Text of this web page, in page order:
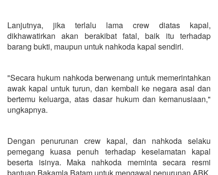
Lanjutnya, jika terlalu lama crew diatas kapal,
dikhawatirkan akan berakibat fatal, baik itu terhadap
barang bukti, maupun untuk nahkoda kapal sendiri.
"Secara hukum nahkoda berwenang untuk memerintahkan
awak kapal untuk turun, dan kembali ke negara asal dan
bertemu keluarga, atas dasar hukum dan kemanusiaan,"
ungkapnya.
Dengan penurunan crew kapal, dan nahkoda selaku
pemegang kuasa penuh terhadap keselamatan kapal
beserta isinya. Maka nahkoda meminta secara resmi
bantuan Bakamla Batam untuk mengawal penurunan ABK.